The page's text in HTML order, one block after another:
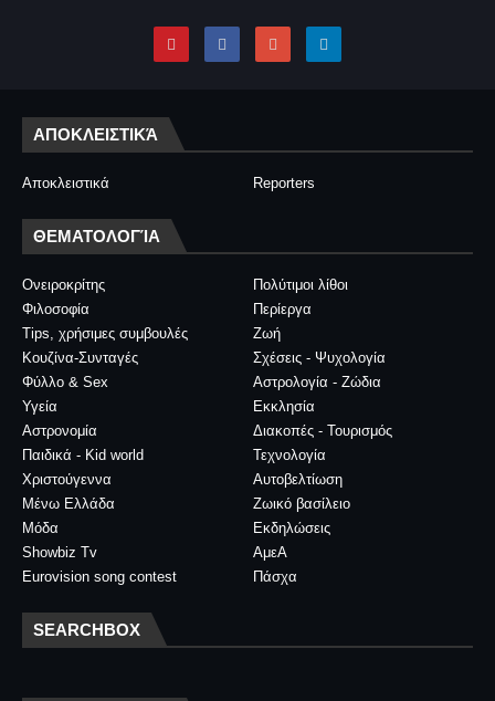
ΑΠΟΚΛΕΙΣΤΙΚΆ
Αποκλειστικά Reporters
ΘΕΜΑΤΟΛΟΓΊΑ
Ονειροκρίτης
Πολύτιμοι λίθοι
Φιλοσοφία
Περίεργα
Tips, χρήσιμες συμβουλές
Ζωή
Κουζίνα-Συνταγές
Σχέσεις - Ψυχολογία
Φύλλο & Sex
Αστρολογία - Ζώδια
Υγεία
Εκκλησία
Αστρονομία
Διακοπές - Τουρισμός
Παιδικά - Kid world
Τεχνολογία
Χριστούγεννα
Αυτοβελτίωση
Μένω Ελλάδα
Ζωικό βασίλειο
Μόδα
Εκδηλώσεις
Showbiz Tv
ΑμεΑ
Eurovision song contest
Πάσχα
SEARCHBOX